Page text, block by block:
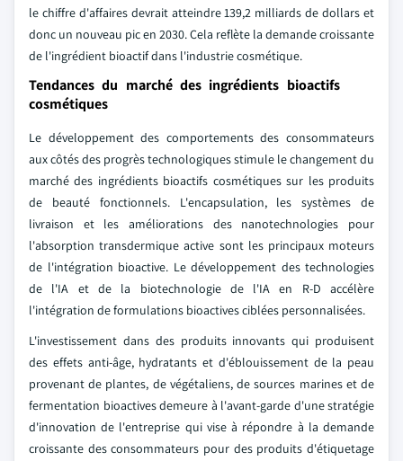
le chiffre d'affaires devrait atteindre 139,2 milliards de dollars et
donc un nouveau pic en 2030. Cela reflète la demande croissante
de l'ingrédient bioactif dans l'industrie cosmétique.
Tendances du marché des ingrédients bioactifs
cosmétiques
Le développement des comportements des consommateurs
aux côtés des progrès technologiques stimule le changement du
marché des ingrédients bioactifs cosmétiques sur les produits
de beauté fonctionnels. L'encapsulation, les systèmes de
livraison et les améliorations des nanotechnologies pour
l'absorption transdermique active sont les principaux moteurs
de l'intégration bioactive. Le développement des technologies
de l'IA et de la biotechnologie de l'IA en R-D accélère
l'intégration de formulations bioactives ciblées personnalisées.
L'investissement dans des produits innovants qui produisent
des effets anti-âge, hydratants et d'éblouissement de la peau
provenant de plantes, de végétaliens, de sources marines et de
fermentation bioactives demeure à l'avant-garde d'une stratégie
d'innovation de l'entreprise qui vise à répondre à la demande
croissante des consommateurs pour des produits d'étiquetage